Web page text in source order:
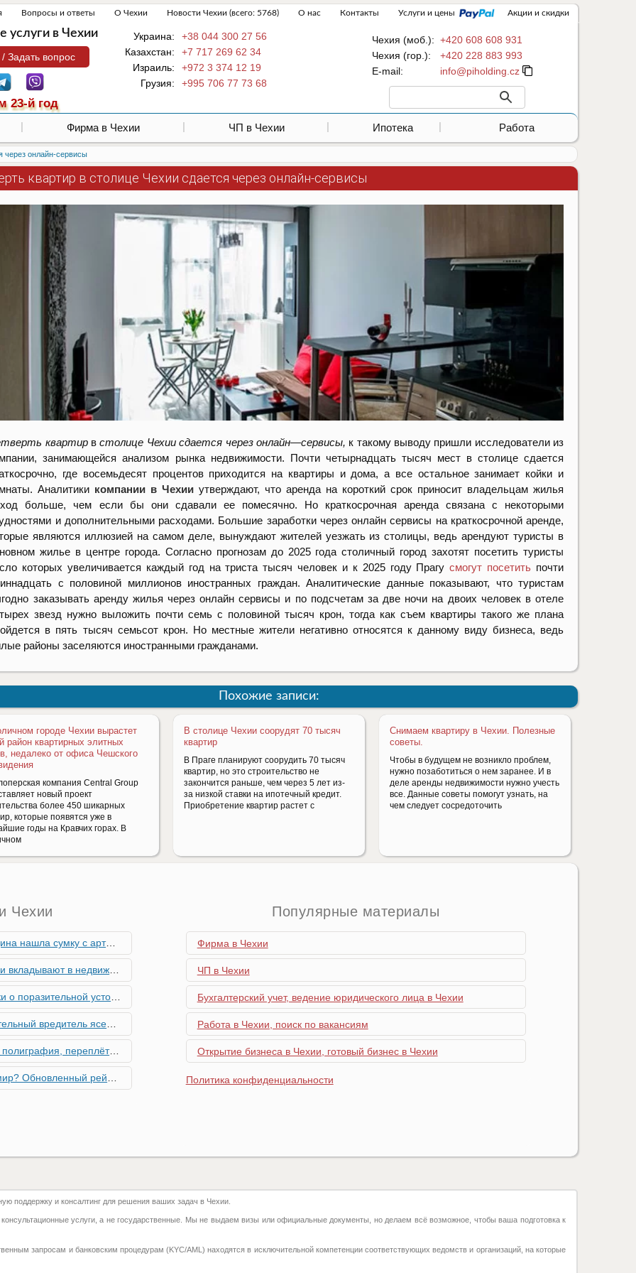
Вопросы и ответы О Чехии Новости Чехии (всего: 5768) О нас Контакты Услуги и цены Акции и скидки
Задать вопрос
23-й год
услуги в Чехии Чехия (моб.): +420 608 608 931
Чехия (гор.):
+420 228 883 993
Е-mail:
Украина:
+38 044 300 27 56
Казахстан:
+7 717 269 62 34
Израиль:
+972 3 374 12 19
Грузия:
+995 706 77 73 68
Фирма в Чехии ЧП в Чехии Ипотека Работа
через онлайн-сервисы
квартир в столице Чехии сдается через онлайн-сервисы
квартирвстолице Чехии сдается через онлайн—сервисы, к такому выводу пришли исследователи из
занимающейся анализом рынка недвижимости. Почти четырнадцать тысяч мест в столице сдается
где восемьдесят процентов приходится на квартиры и дома, а все остальное занимает койки и
Аналитики компании в Чехии утверждают, что аренда на короткий срок приносит владельцам жилья
больше, чем если бы они сдавали ее помесячно. Но краткосрочная аренда связана с некоторыми
и дополнительными расходами. Большие заработки через онлайн сервисы на краткосрочной аренде,
являются иллюзией на самом деле, вынуждают жителей уезжать из столицы, ведь арендуют туристы в
жилье в центре города. Согласно прогнозам до 2025 года столичный город захотят посетить туристы
которых увеличивается каждый год на триста тысяч человек и к 2025 году Прагусмогут посетить почти
с половиной миллионов иностранных граждан. Аналитические данные показывают, что туристам
заказывать аренду жилья через онлайн сервисы и по подсчетам за две ночи на двоих человек в отеле
звезд нужно выложить почти семь с половиной тысяч крон, тогда как съем квартиры такого же плана
в пять тысяч семьсот крон. Но местные жители негативно относятся к данному виду бизнеса, ведь
районы заселяются иностранными гражданами.
Похожие записи:
городе Чехии вырастет
район квартирных элитных
недалеко от офиса Чешского
компания Central Group
новый проект
более 450 шикарных
которые появятся уже в
годы на Кравчих горах. В
В столице Чехии соорудят 70 тысяч
квартир
В Праге планируют соорудить 70 тысяч
квартир, но это строительство не
закончится раньше, чем через 5 лет из-
за низкой ставки на ипотечный кредит.
Приобретение квартир растет с
Снимаем квартиру в Чехии. Полезные
советы.
Чтобы в будущем не возникло проблем,
нужно позаботиться о нем заранее. И в
деле аренды недвижимости нужно учесть
все. Данные советы помогут узнать, на
чем следует сосредоточить
Чехии
снарядами, остановив движение поездов
и почему меняются их предпочтения?
устойчивости экономики Чехии
к Чехии, необходима бдительность граждан
работы в Чехии - простая лицензия №14
глобальной мобильности 2026 года
Семей с Детьми через Пособия по Уходу
фуникулере
Популярные материалы
Фирма в Чехии
ЧП в Чехии
Бухгалтерский учет, ведение юридического лица в Чехии
Работа в Чехии, поиск по вакансиям
Открытие бизнеса в Чехии, готовый бизнес в Чехии
Политика конфиденциальности
поддержку и консалтинг для решения ваших задач в Чехии.
услуги, а не государственные. Мы не выдаем визы или официальные документы, но делаем всё возможное, чтобы ваша подготовка к
запросам и банковским процедурам (KYC/AML) находятся в исключительной компетенции соответствующих ведомств и организаций, на которые